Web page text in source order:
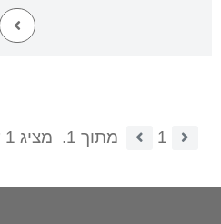
1 מתוך 1. מציג 1 ערכים.